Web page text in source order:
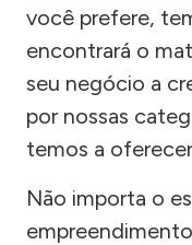
você prefere,
encontrará o
seu negócio a
por nossas
temos a
Não importa o